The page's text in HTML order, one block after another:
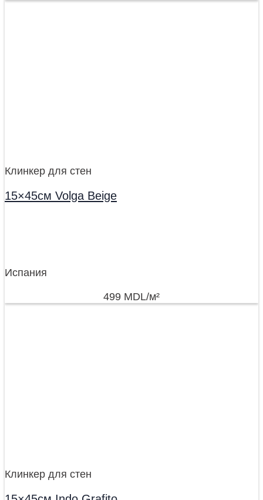
Клинкер для стен
15×45см Volga Beige
Испания
499 MDL/м²
Клинкер для стен